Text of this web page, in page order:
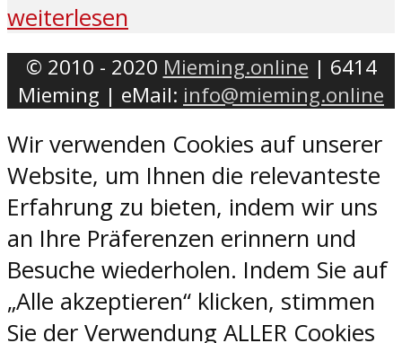
weiterlesen
© 2010 - 2020 Mieming.online | 6414
Mieming | eMail: info@mieming.online
Wir verwenden Cookies auf unserer
Website, um Ihnen die relevanteste
Erfahrung zu bieten, indem wir uns
an Ihre Präferenzen erinnern und
Besuche wiederholen. Indem Sie auf
„Alle akzeptieren“ klicken, stimmen
Sie der Verwendung ALLER Cookies